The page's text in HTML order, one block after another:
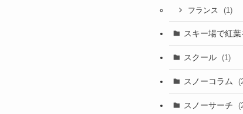
フランス (1)
スキー場で紅
スクール (1)
スノーコラム
スノーサーチ